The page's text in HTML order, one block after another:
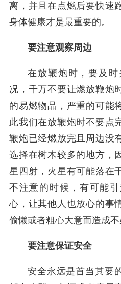
离，并且在点燃后要快速
身体健康才是最重要的。
要注意观察周边
在放鞭炮时，要及
况，千万不要让燃放鞭炮
的易燃物品，严重的可能
此我们在放鞭炮时不要点
鞭炮已经燃放完且周边没
选择在树木较多的地方，
星四射，火星有可能落在
不注意的时候，有可能
心，让其他人也放心的事
偷懒或者粗心大意而造成不
要注意保证安全
安全永远是首当其要